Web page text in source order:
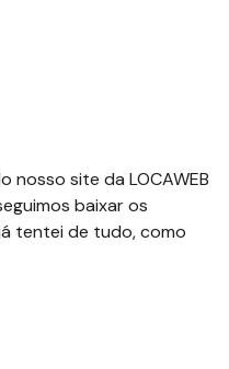
nosso site da LOCAWEB
baixar os
tentei de tudo, como